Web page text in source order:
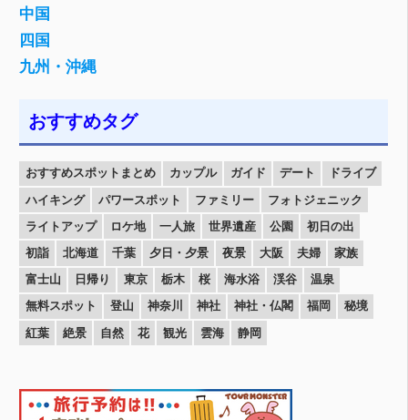
中国
四国
九州・沖縄
おすすめタグ
おすすめスポットまとめ カップル ガイド デート
ドライブ
ハイキング
パワースポット ファミリー
フォトジェニック
ライトアップ
ロケ地 一人旅 世界遺産 公園
初日の出
初詣
北海道 千葉 夕日・夕景 夜景 大阪 夫婦
家族
富士山
日帰り 東京 栃木 桜 海水浴 渓谷
温泉
無料スポット
登山 神奈川 神社 神社・仏閣 福岡
秘境
紅葉
絶景 自然 花 観光 雲海 静岡